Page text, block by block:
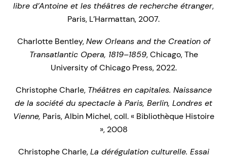
libre d’Antoine et les théâtres de recherche étranger,
Paris, L’Harmattan, 2007.
Charlotte Bentley,New Orleans and the Creation of
Transatlantic Opera, 1819–1859, Chicago, The
University of Chicago Press, 2022.
Christophe Charle, Théâtres en capitales. Naissance
de la société du spectacle à Paris, Berlin, Londres et
Vienne, Paris, Albin Michel, coll. « Bibliothèque Histoire
», 2008
Christophe Charle,La dérégulation culturelle. Essai